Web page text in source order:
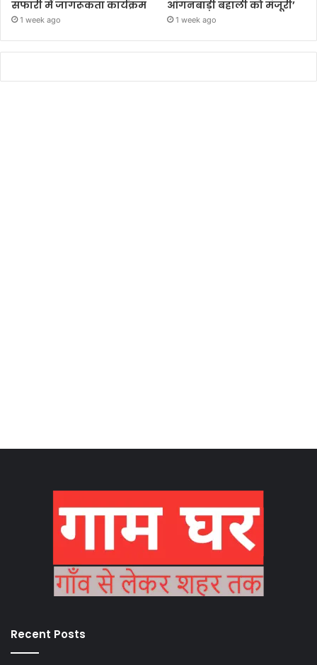
सफारी में जागरूकता कार्यक्रम
1 week ago
आंगनबाड़ी बहाली को मंजूरी’
1 week ago
Recent Posts